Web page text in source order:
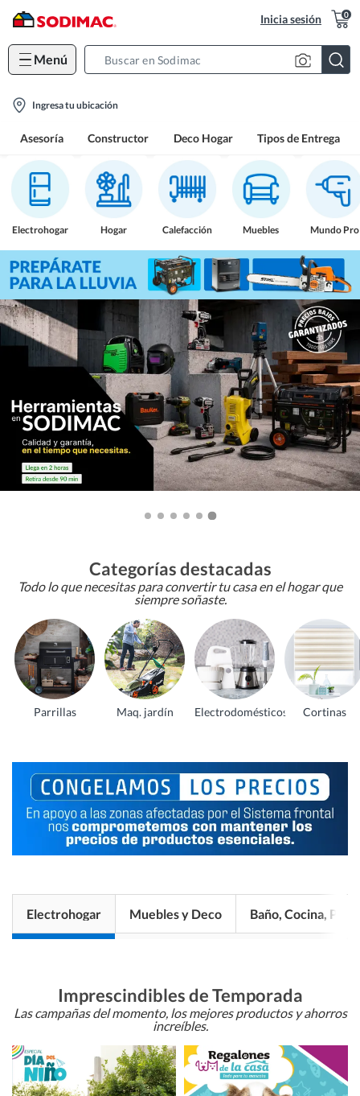
Inicia sesión 0
Menú
location-
Ingresa tu ubicación
Asesoría Constructor Deco Hogar Tipos de Entrega
Electrohogar Hogar Calefacción Muebles Mundo Pro
Categorías destacadas
Todo lo que necesitas para convertir tu casa en el hogar que
siempre soñaste.
Parrillas Maq. jardín Electrodomésticos Cortinas
Electrohogar Muebles y Deco Baño, Cocina, Pisos
Imprescindibles de Temporada
Las campañas del momento, los mejores productos y ahorros
increíbles.